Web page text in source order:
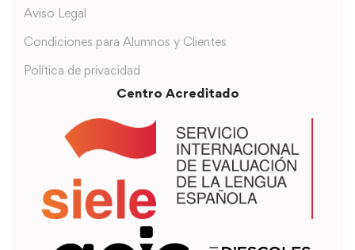
Aviso Legal
Condiciones para Alumnos y Clientes
Política de privacidad
Centro Acreditado